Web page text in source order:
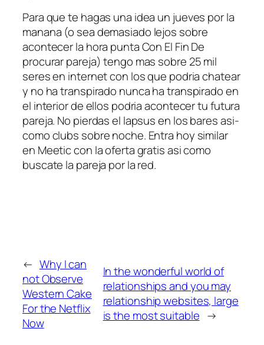
Para que te hagas una idea un jueves por la
manana (o sea demasiado lejos sobre
acontecer la hora punta Con El Fin De
procurar pareja) tengo mas sobre 25 mil
seres en internet con los que podria chatear
y no ha transpirado nunca ha transpirado en
el interior de ellos podria acontecer tu futura
pareja. No pierdas el lapsus en los bares asi­
como clubs sobre noche. Entra hoy similar
en Meetic con la oferta gratis asi­ como
buscate la pareja por la red.
← Why I can
not Observe
Western Cake
For the Netflix
Now
In the wonderful world of
relationships and you may
relationship websites, large
is the most suitable →